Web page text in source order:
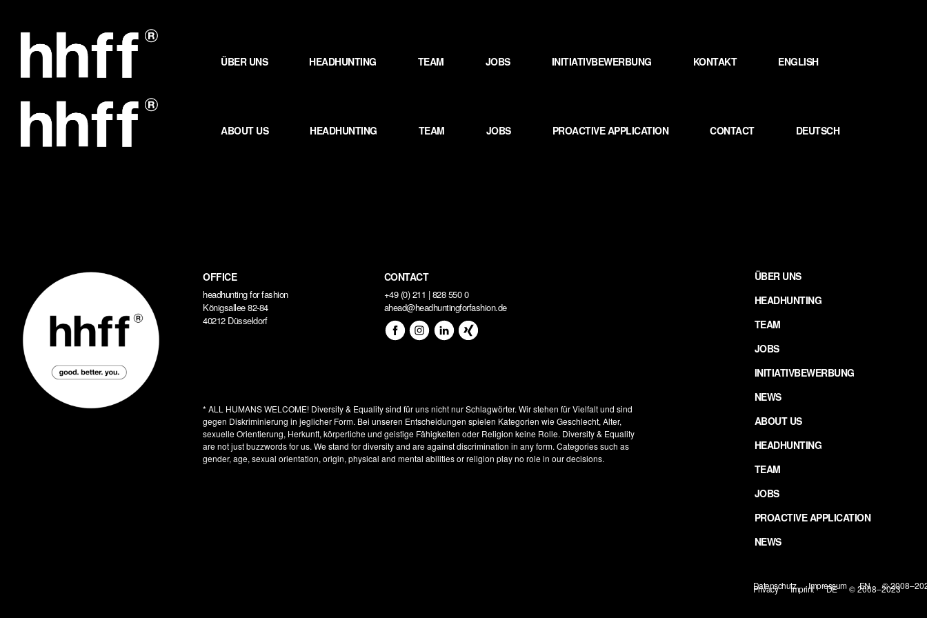
Inhalt
springen
ÜBER UNS HEADHUNTING TEAM JOBS INITIATIVBEWERBUNG KONTAKT ENGLISH
ABOUT US HEADHUNTING TEAM JOBS PROACTIVE APPLICATION CONTACT DEUTSCH
OFFICE
headhunting for fashion
Königsallee 82-84
40212 Düsseldorf
* ALL HUMANS WELCOME! Diversity & Equality sind für uns nicht nur Schlagwörter. Wir stehen für Vielfalt und sind
gegen Diskriminierung in jeglicher Form. Bei unseren Entscheidungen spielen Kategorien wie Geschlecht, Alter,
sexuelle Orientierung, Herkunft, körperliche und geistige Fähigkeiten oder Religion keine Rolle. Diversity & Equality
are not just buzzwords for us. We stand for diversity and are against discrimination in any form. Categories such as
gender, age, sexual orientation, origin, physical and mental abilities or religion play no role in our decisions.
CONTACT
+49 (0) 211 | 828 550 0
ahead@headhuntingforfashion.de
ÜBER UNS
HEADHUNTING
TEAM
JOBS
INITIATIVBEWERBUNG
NEWS
ABOUT US
HEADHUNTING
TEAM
JOBS
PROACTIVE APPLICATION
NEWS
Datenschutz Impressum EN ©
Privacy Imprint DE © 2008–2023